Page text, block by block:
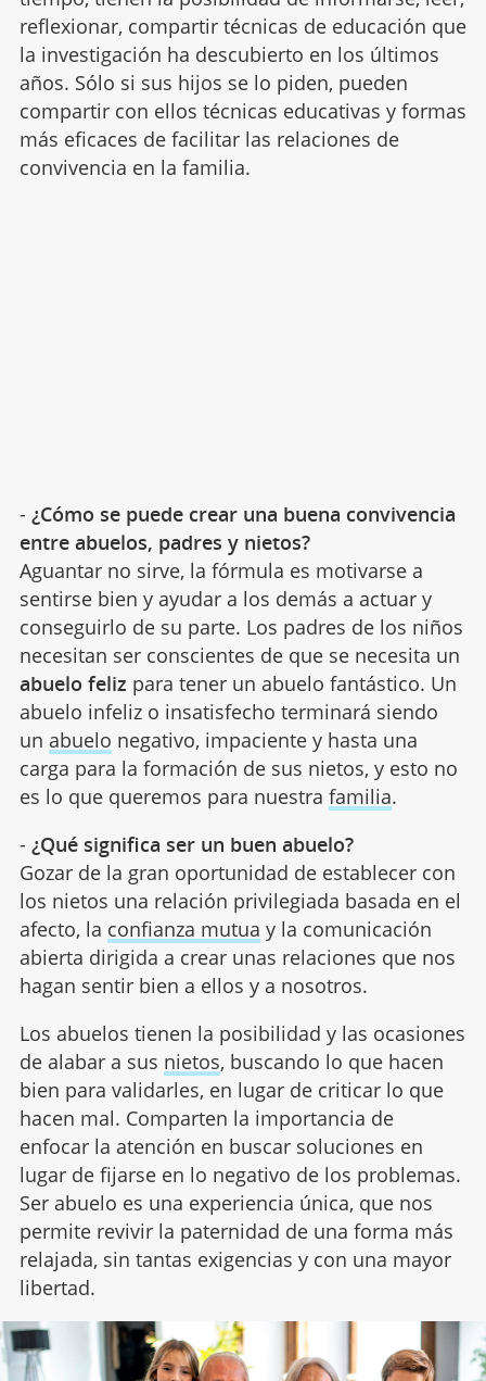
reflexionar, compartir técnicas de educación que
la investigación ha descubierto en los últimos
años. Sólo si sus hijos se lo piden, pueden
compartir con ellos técnicas educativas y formas
más eficaces de facilitar las relaciones de
convivencia en la familia.
- ¿Cómo se puede crear una buena convivencia
entre abuelos, padres y nietos?
Aguantar no sirve, la fórmula es motivarse a
sentirse bien y ayudar a los demás a actuar y
conseguirlo de su parte. Los padres de los niños
necesitan ser conscientes de que se necesita un
abuelo feliz para tener un abuelo fantástico. Un
abuelo infeliz o insatisfecho terminará siendo
un abuelo negativo, impaciente y hasta una
carga para la formación de sus nietos, y esto no
es lo que queremos para nuestra familia.
- ¿Qué significa ser un buen abuelo?
Gozar de la gran oportunidad de establecer con
los nietos una relación privilegiada basada en el
afecto, la confianza mutua y la comunicación
abierta dirigida a crear unas relaciones que nos
hagan sentir bien a ellos y a nosotros.
Los abuelos tienen la posibilidad y las ocasiones
de alabar a sus nietos, buscando lo que hacen
bien para validarles, en lugar de criticar lo que
hacen mal. Comparten la importancia de
enfocar la atención en buscar soluciones en
lugar de fijarse en lo negativo de los problemas.
Ser abuelo es una experiencia única, que nos
permite revivir la paternidad de una forma más
relajada, sin tantas exigencias y con una mayor
libertad.